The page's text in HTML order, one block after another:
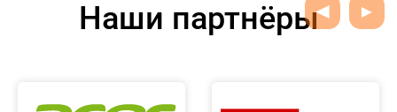
Наши партнёры